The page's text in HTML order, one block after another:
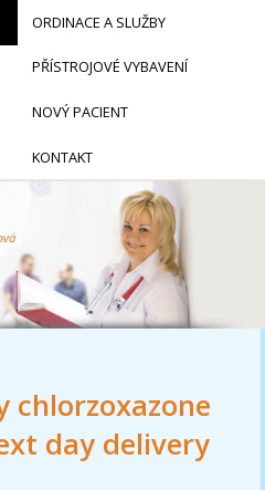
chlorzoxazone
day delivery
ORDINACE A SLUŽBY
PŘÍSTROJOVÉ VYBAVENÍ
NOVÝ PACIENT
KONTAKT